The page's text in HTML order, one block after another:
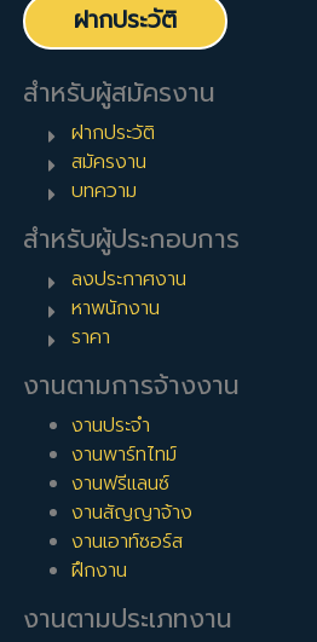
ฝากประวัติ
สำหรับผู้สมัครงาน
ฝากประวัติ
สมัครงาน
บทความ
สำหรับผู้ประกอบการ
ลงประกาศงาน
หาพนักงาน
ราคา
งานตามการจ้างงาน
งานประจำ
งานพาร์ทไทม์
งานฟรีแลนซ์
งานสัญญาจ้าง
งานเอาท์ซอร์ส
ฝึกงาน
งานตามประเภทงาน